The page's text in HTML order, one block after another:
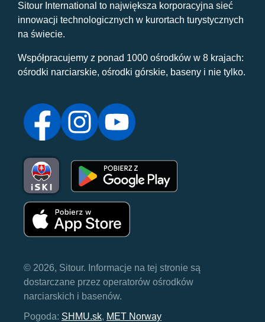
Sitour International to największa korporacyjna sieć
innowacji technologicznych w kurortach turystycznych
na świecie.
Współpracujemy z ponad 1000 ośrodków w 8 krajach:
ośrodki narciarskie, ośrodki górskie, baseny i nie tylko.
© 2026, Sitour. Informacje na tej stronie są
dostarczane przez operatorów ośrodków
narciarskich i basenów.
Pogoda: SHMU.sk, MET Norway